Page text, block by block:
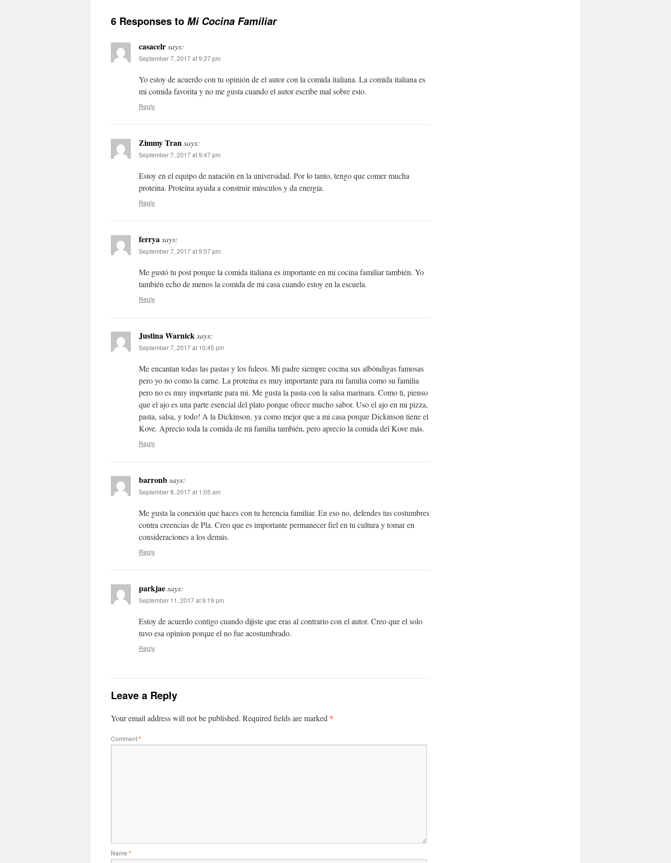
6 Responses to Mi Cocina Familiar
casacelrsays:
September 7, 2017 at 9:27 pm
Yo estoy de acuerdo con tu opinión de el autor con la comida italiana. La comida italiana es
mi comida favorita y no me gusta cuando el autor escribe mal sobre esto.
Reply
Zimmy Transays:
September 7, 2017 at 9:47 pm
Estoy en el equipo de natación en la universidad. Por lo tanto, tengo que comer mucha
proteína. Proteína ayuda a construir músculos y da energía.
Reply
ferryasays:
September 7, 2017 at 9:57 pm
Me gustó tu post porque la comida italiana es importante en mi cocina familiar también. Yo
también echo de menos la comida de mi casa cuando estoy en la escuela.
Reply
Justina Warnicksays:
September 7, 2017 at 10:45 pm
Me encantan todas las pastas y los fideos. Mi padre siempre cocina sus albóndigas famosas
pero yo no como la carne. La proteína es muy importante para mi familia como su familia
pero no es muy importante para mi. Me gusta la pasta con la salsa marinara. Como ti, pienso
que el ajo es una parte esencial del plato porque ofrece mucho sabor. Uso el ajo en mi pizza,
pasta, salsa, y todo! A la Dickinson, ya como mejor que a mi casa porque Dickinson tiene el
Kove. Aprecio toda la comida de mi familia también, pero aprecio la comida del Kove más.
Reply
barronbsays:
September 8, 2017 at 1:05 am
Me gusta la conexión que haces con tu herencia familiar. En eso no, defendes tus costumbres
contra creencias de Pla. Creo que es importante permanecer fiel en tu cultura y tomar en
consideraciones a los demás.
Reply
parkjaesays:
September 11, 2017 at 9:19 pm
Estoy de acuerdo contigo cuando dijiste que eras al contrario con el autor. Creo que el solo
tuvo esa opinion porque el no fue acostumbrado.
Reply
Leave a Reply
Your email address will not be published. Required fields are marked *
Comment*
Name *